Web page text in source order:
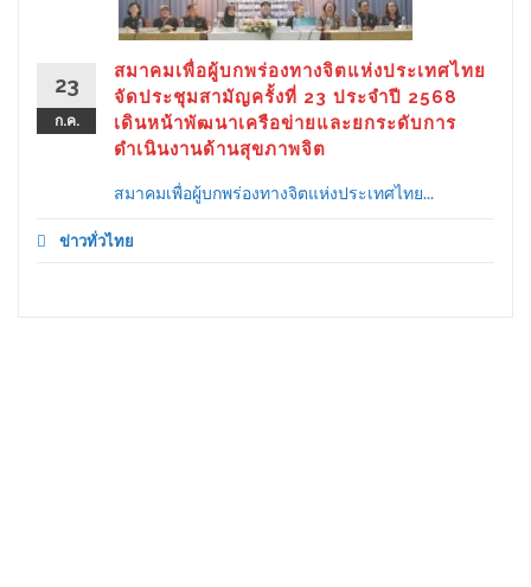
23
ก.ค.
สมาคมเพื่อผู้บกพร่องทางจิตแห่งประเทศไทย
จัดประชุมสามัญครั้งที่ 23 ประจำปี 2568
เดินหน้าพัฒนาเครือข่ายและยกระดับการ
ดำเนินงานด้านสุขภาพจิต
สมาคมเพื่อผู้บกพร่องทางจิตแห่งประเทศไทย...
ข่าวทั่วไทย